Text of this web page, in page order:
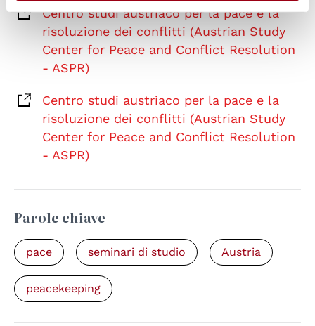
Centro studi austriaco per la pace e la
risoluzione dei conflitti (Austrian Study
Center for Peace and Conflict Resolution
- ASPR)
Centro studi austriaco per la pace e la
risoluzione dei conflitti (Austrian Study
Center for Peace and Conflict Resolution
- ASPR)
Parole chiave
pace seminari di studio Austria
peacekeeping